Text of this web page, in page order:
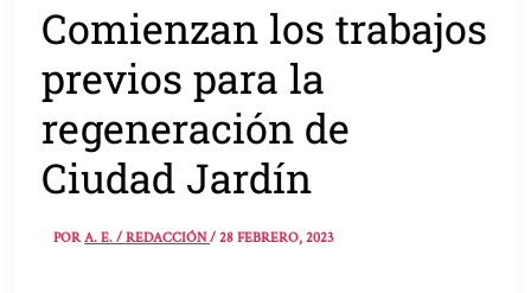
Comienzan los trabajos
previos para la
regeneración de
Ciudad Jardín
PORA. E. / REDACCIÓN/28 FEBRERO, 2023